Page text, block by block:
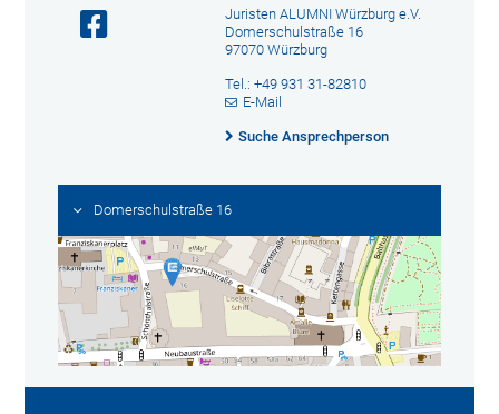
Juristen ALUMNI Würzburg e.V.
Domerschulstraße 16
97070 Würzburg
Tel.: +49 931 31-82810
E-Mail
Suche Ansprechperson
Domerschulstraße 16